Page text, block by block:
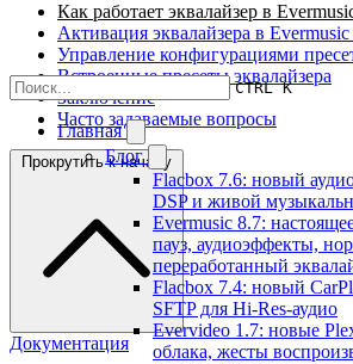
CTRL K
Главная
Блог
Flacbox 7.6: новый
DSP и живой
Evermusic 8.7:
пауз, аудиоэффекты,
переработанный
Flacbox 7.4: новый
SFTP для Hi-Res-аудио
Evervideo 1.7: новые
облака, жесты
Как работает эквалайзер в
Активация эквалайзера в
Управление конфигурациями
Встроенные пресеты эквалайзера
Заключение
Часто задаваемые вопросы
Прокрутить к началу
Документация